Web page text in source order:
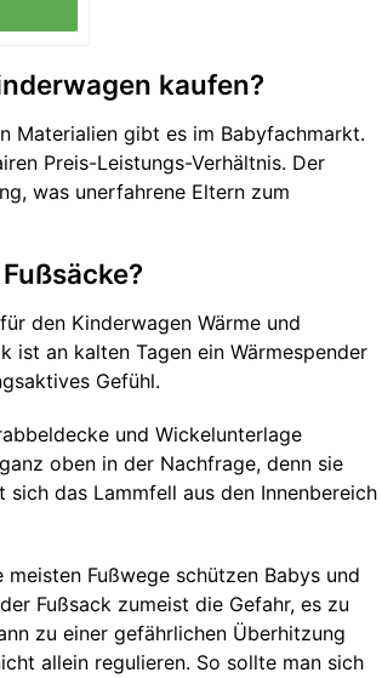
kaufen?
Materialien gibt es im Babyfachmarkt.
Preis-Leistungs-Verhältnis. Der
was unerfahrene Eltern zum
den Kinderwagen Wärme und
ist an kalten Tagen ein Wärmespender
Gefühl.
und Wickelunterlage
oben in der Nachfrage, denn sie
das Lammfell aus den Innenbereich
Fußwege schützen Babys und
Fußsack zumeist die Gefahr, es zu
zu einer gefährlichen Überhitzung
allein regulieren. So sollte man sich